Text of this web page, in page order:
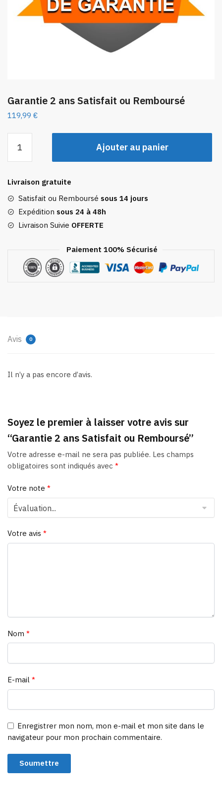
Garantie 2 ans Satisfait ou Remboursé
119,99 €
Garantie
ans
Satisfait
ou
Remboursé
Ajouter au panier
Livraison gratuite
Satisfait ou Remboursé sous 14 jours
Expédition sous 24 à 48h
Livraison Suivie OFFERTE
Paiement 100% Sécurisé
Avis 0
Il n’y a pas encore d’avis.
Soyez le premier à laisser votre avis sur
“Garantie 2 ans Satisfait ou Remboursé”
Votre adresse e-mail ne sera pas publiée. Les champs
obligatoires sont indiqués avec *
Votre note *
Votre avis *
Nom *
E-mail *
Enregistrer mon nom, mon e-mail et mon site dans le
navigateur pour mon prochain commentaire.